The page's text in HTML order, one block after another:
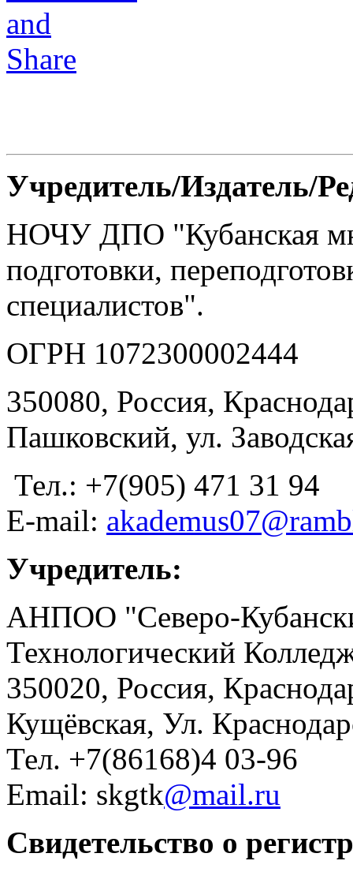
Учредитель/Издатель/
НОЧУ ДПО "Кубанская
подготовки,
специалистов".
ОГРН 1072300002444
350080, Россия,
Пашковский, ул.
Тел.: +7(905) 471 31 94
E-mail:
Учредитель:
АНПОО "Северо-
Технологический
350020, Россия,
Кущёвская, Ул.
Тел. +7(86168)4 03-96
Email: skgtk@mail.ru
Свидетельство о